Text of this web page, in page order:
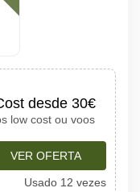
desde 30€
low cost ou voos
VER OFERTA
Usado 12 vezes